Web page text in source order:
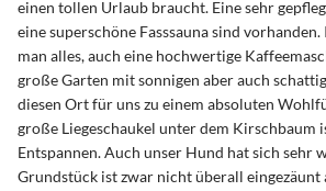
einen tollen Urlaub braucht. Eine sehr
eine superschöne Fasssauna sind
man alles, auch eine hochwertige
große Garten mit sonnigen aber auch
diesen Ort für uns zu einem absoluten
große Liegeschaukel unter dem Kirschbaum
Entspannen. Auch unser Hund hat sich sehr
Grundstück ist zwar nicht überall eingezäunt